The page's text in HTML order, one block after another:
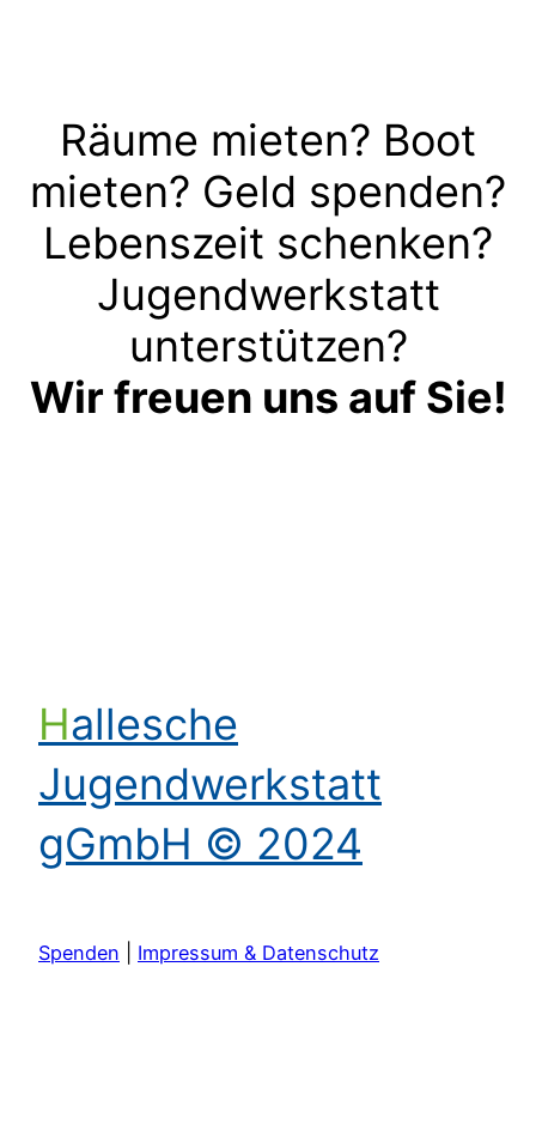
Räume mieten? Boot
mieten? Geld spenden?
Lebenszeit schenken?
Jugendwerkstatt
unterstützen?
Wir freuen uns auf Sie!
Hallesche
Jugendwerkstatt
gGmbH © 2024
Spenden Impressum & Datenschutz